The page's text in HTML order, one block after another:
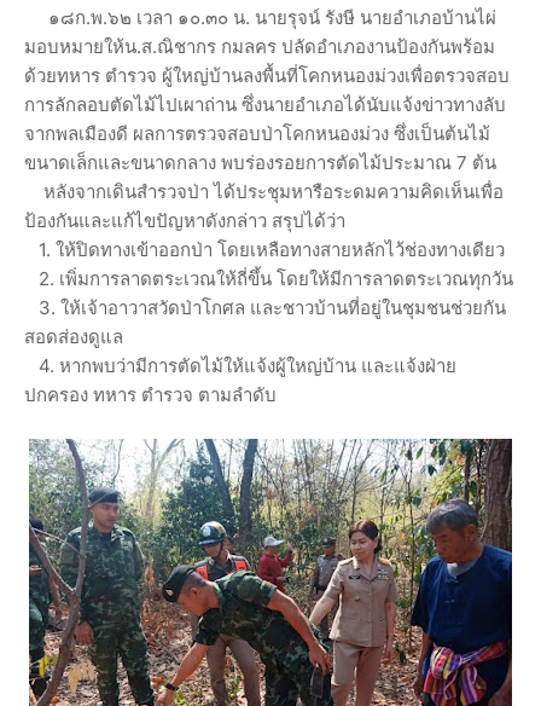
๑๘ก.พ.๖๒ เวลา ๑๐.๓๐ น. นายรุจน์ รังษี นายอำเภอบ้านไผ่
มอบหมายให้น.ส.ณิชากร กมลคร ปลัดอำเภองานป้องกันพร้อม
ด้วยทหาร ตำรวจ ผู้ใหญ่บ้านลงพื้นที่โคกหนองม่วงเพื่อตรวจสอบ
การลักลอบตัดไม้ไปเผาถ่าน ซึ่งนายอำเภอได้นับแจ้งข่าวทางลับ
จากพลเมืองดี ผลการตรวจสอบป่าโคกหนองม่วง ซึ่งเป็นต้นไม้
ขนาดเล็กและขนาดกลาง พบร่องรอยการตัดไม้ประมาณ 7 ต้น
หลังจากเดินสำรวจป่า ได้ประชุมหารือระดมความคิดเห็นเพื่อ
ป้องกันและแก้ไขปัญหาดังกล่าว สรุปได้ว่า
1. ให้ปิดทางเข้าออกป่า โดยเหลือทางสายหลักไว้ช่องทางเดียว
2. เพิ่มการลาดตระเวณให้ถี่ขึ้น โดยให้มีการลาดตระเวณทุกวัน
3. ให้เจ้าอาวาสวัดป่าโกศล และชาวบ้านที่อยู่ในชุมชนช่วยกัน
สอดส่องดูแล
4. หากพบว่ามีการตัดไม้ให้แจ้งผู้ใหญ่บ้าน และแจ้งฝ่าย
ปกครอง ทหาร ตำรวจ ตามลำดับ